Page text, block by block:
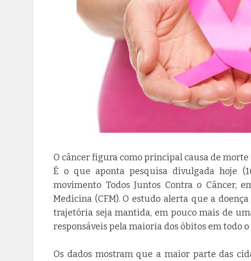
O câncer figura como principal causa de
É o que aponta pesquisa divulgada hoje
movimento Todos Juntos Contra o Câncer,
Medicina (CFM). O estudo alerta que a
trajetória seja mantida, em pouco mais de
responsáveis pela maioria dos óbitos em todo o
Os dados mostram que a maior parte das